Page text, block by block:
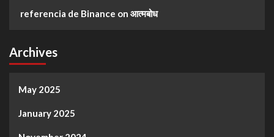
referencia de Binance on आत्मबोध
Archives
May 2025
January 2025